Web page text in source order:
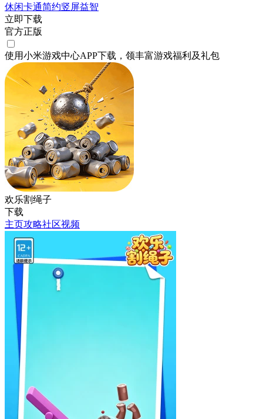
休闲卡通简约竖屏益智
立即下载
官方正版
使用小米游戏中心APP下载 ，领丰富游戏福利 及礼包
欢乐割绳子
下载
主页攻略社区视频